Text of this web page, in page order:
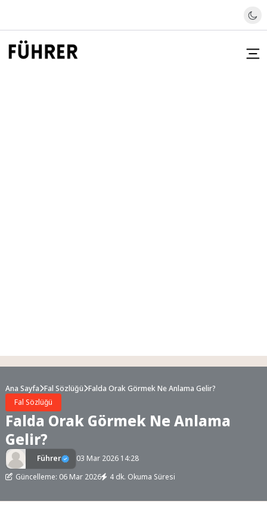
Ana Sayfa Fal Sözlüğü Falda Orak Görmek Ne Anlama Gelir?
Fal Sözlüğü
Falda Orak Görmek Ne Anlama
Gelir?
Führer
03 Mar 2026 14:28
Güncelleme: 06 Mar 2026
4 dk. Okuma Süresi